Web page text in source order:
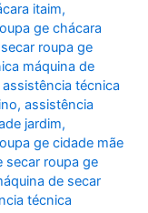
itaim,
ge chácara
roupa ge
máquina de
assistência técnica
,assistência
jardim,
ge cidade mãe
secar roupa ge
de secar
técnica